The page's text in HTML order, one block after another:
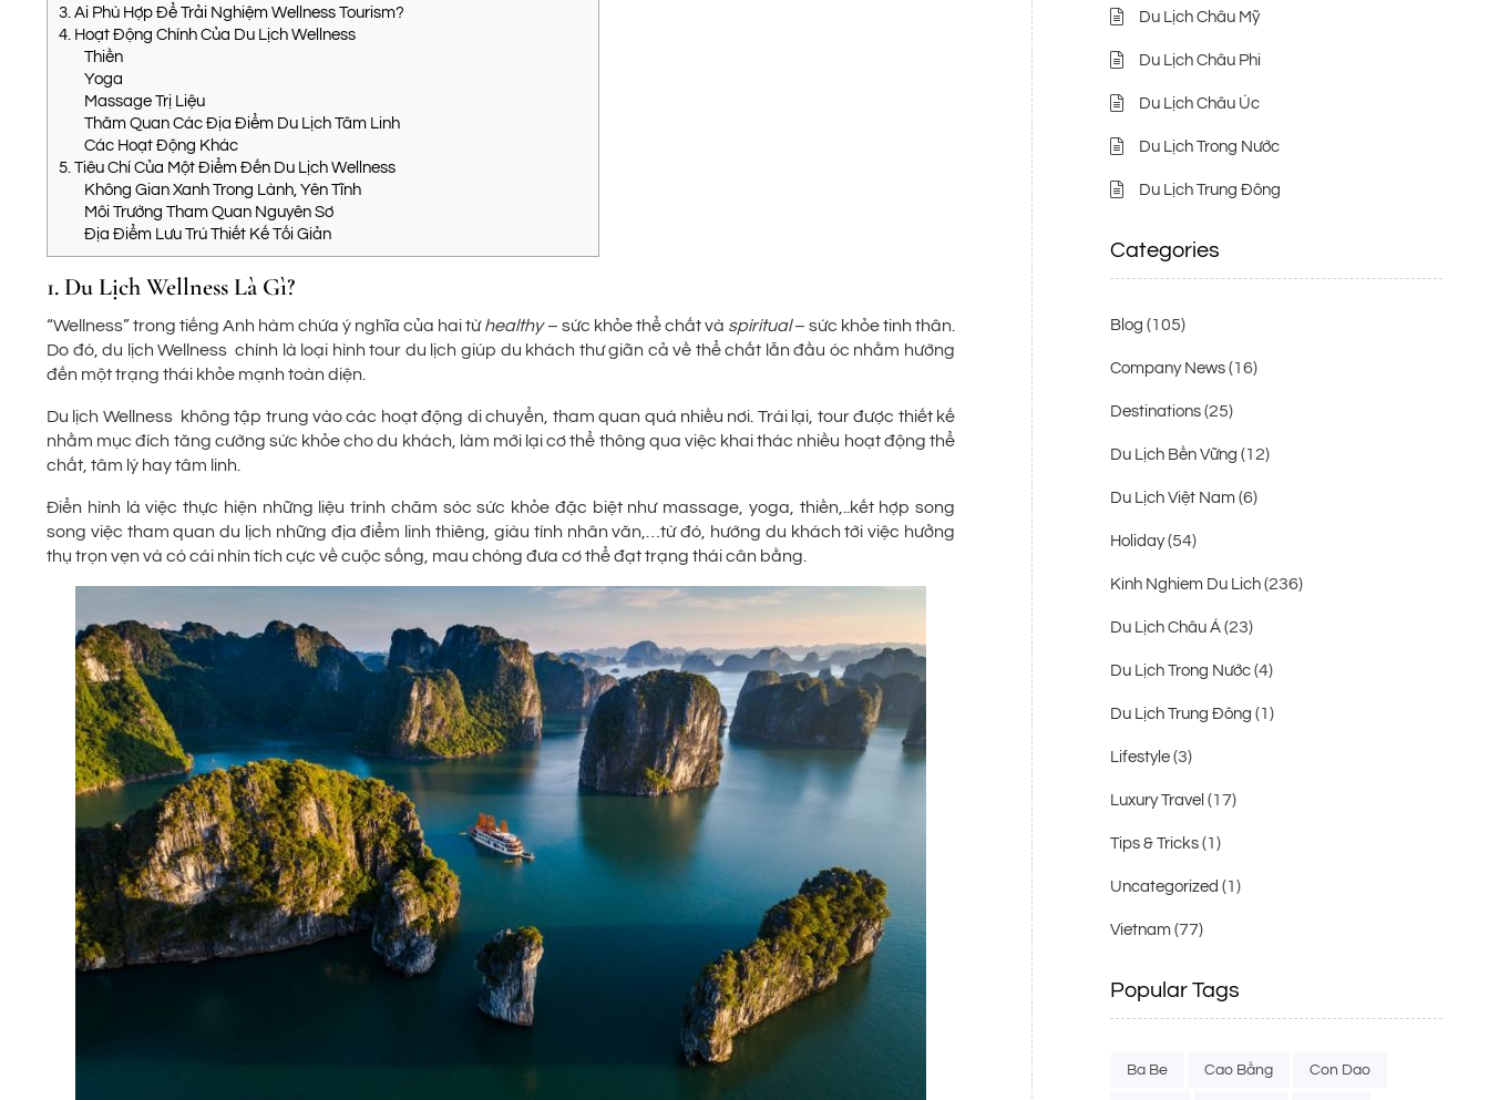
3. Ai Phù Hợp Để Trải Nghiệm Wellness Tourism?
4. Hoạt Động Chính Của Du Lịch Wellness
Thiền
Yoga
Massage Trị Liệu
Thăm Quan Các Địa Điểm Du Lịch Tâm Linh
Các Hoạt Động Khác
5. Tiêu Chí Của Một Điểm Đến Du Lịch Wellness
Không Gian Xanh Trong Lành, Yên Tĩnh
Môi Trường Tham Quan Nguyên Sơ
Địa Điểm Lưu Trú Thiết Kế Tối Giản
1. Du Lịch Wellness Là Gì?
“Wellness” trong tiếng Anh hàm chứa ý nghĩa của hai từhealthy– sức khỏe thể chất và spiritual– sức khỏe tinh thân.
Do đó, du lịch Wellness chính là loại hình tour du lịch giúp du khách thư giãn cả về thể chất lẫn đầu óc nhằm hướng
đến một trạng thái khỏe mạnh toàn diện.
Du lịch Wellness không tập trung vào các hoạt động di chuyển, tham quan quá nhiều nơi. Trái lại, tour được thiết kế
nhằm mục đích tăng cường sức khỏe cho du khách, làm mới lại cơ thể thông qua việc khai thác nhiều hoạt động thể
chất, tâm lý hay tâm linh.
Điển hình là việc thực hiện những liệu trình chăm sóc sức khỏe đặc biệt như massage, yoga, thiền,..kết hợp song
song việc tham quan du lịch những địa điểm linh thiêng, giàu tính nhân văn,…từ đó, hướng du khách tới việc hưởng
thụ trọn vẹn và có cái nhìn tích cực về cuộc sống, mau chóng đưa cơ thể đạt trạng thái cân bằng.
Du Lịch Châu Mỹ
Du Lịch Châu Phi
Du Lịch Châu Úc
Du Lịch Trong Nước
Du Lịch Trung Đông
Categories
Blog (105)
Company News (16)
Destinations (25)
Du Lịch Bền Vững (12)
Du Lịch Việt Nam (6)
Holiday(54)
Kinh Nghiem Du Lich (236)
Du Lịch Châu Á (23)
Du Lịch Trong Nước (4)
Du Lịch Trung Đông (1)
Lifestyle (3)
Luxury Travel (17)
Tips & Tricks (1)
Uncategorized (1)
Vietnam (77)
Popular Tags
Ba Be Cao Bằng Con Dao